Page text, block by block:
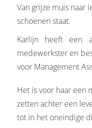
Van grijze muis naar
schoenen staat.
Karlijn heeft een
medewerkster en
voor Management
Het is voor haar een
zetten achter een
tot in het oneindige